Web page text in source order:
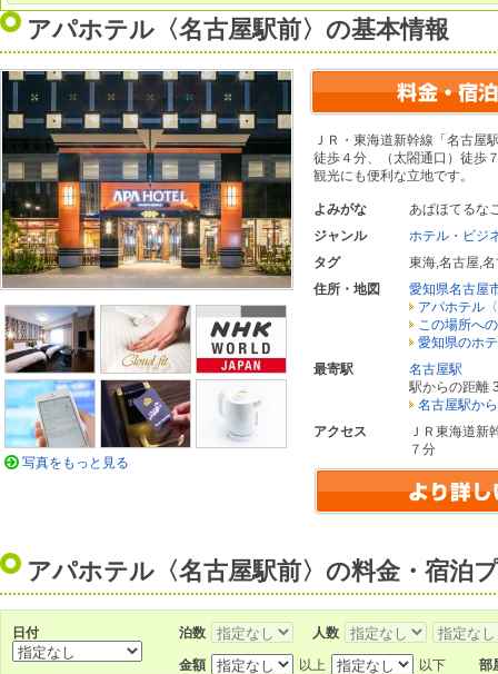
アパホテル〈名古屋駅前〉 の基本情報
ＪＲ・東海道新幹線「名古屋
徒歩４分、（太閤通口）徒歩
観光にも便利な立地です。
よみがな
あぱほてるな
ジャンル
ホテル・ビジ
タグ
東海,名古屋,
住所・地図
愛知県名古屋
アパホテル
この場所へ
愛知県のホ
最寄駅
名古屋駅
駅からの距離
名古屋駅か
アクセス
ＪＲ東海道新
７分
写真をもっと見る
アパホテル〈名古屋駅前〉の料金・宿泊
日付 泊数 人数
金額 以上 以下 部